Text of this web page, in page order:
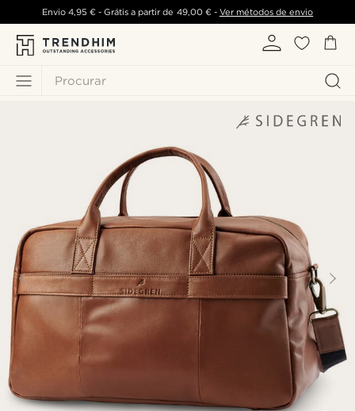
Procurar
Envio 4,95 €- Grátis a partir de 49,00 €- Ver métodos de envio